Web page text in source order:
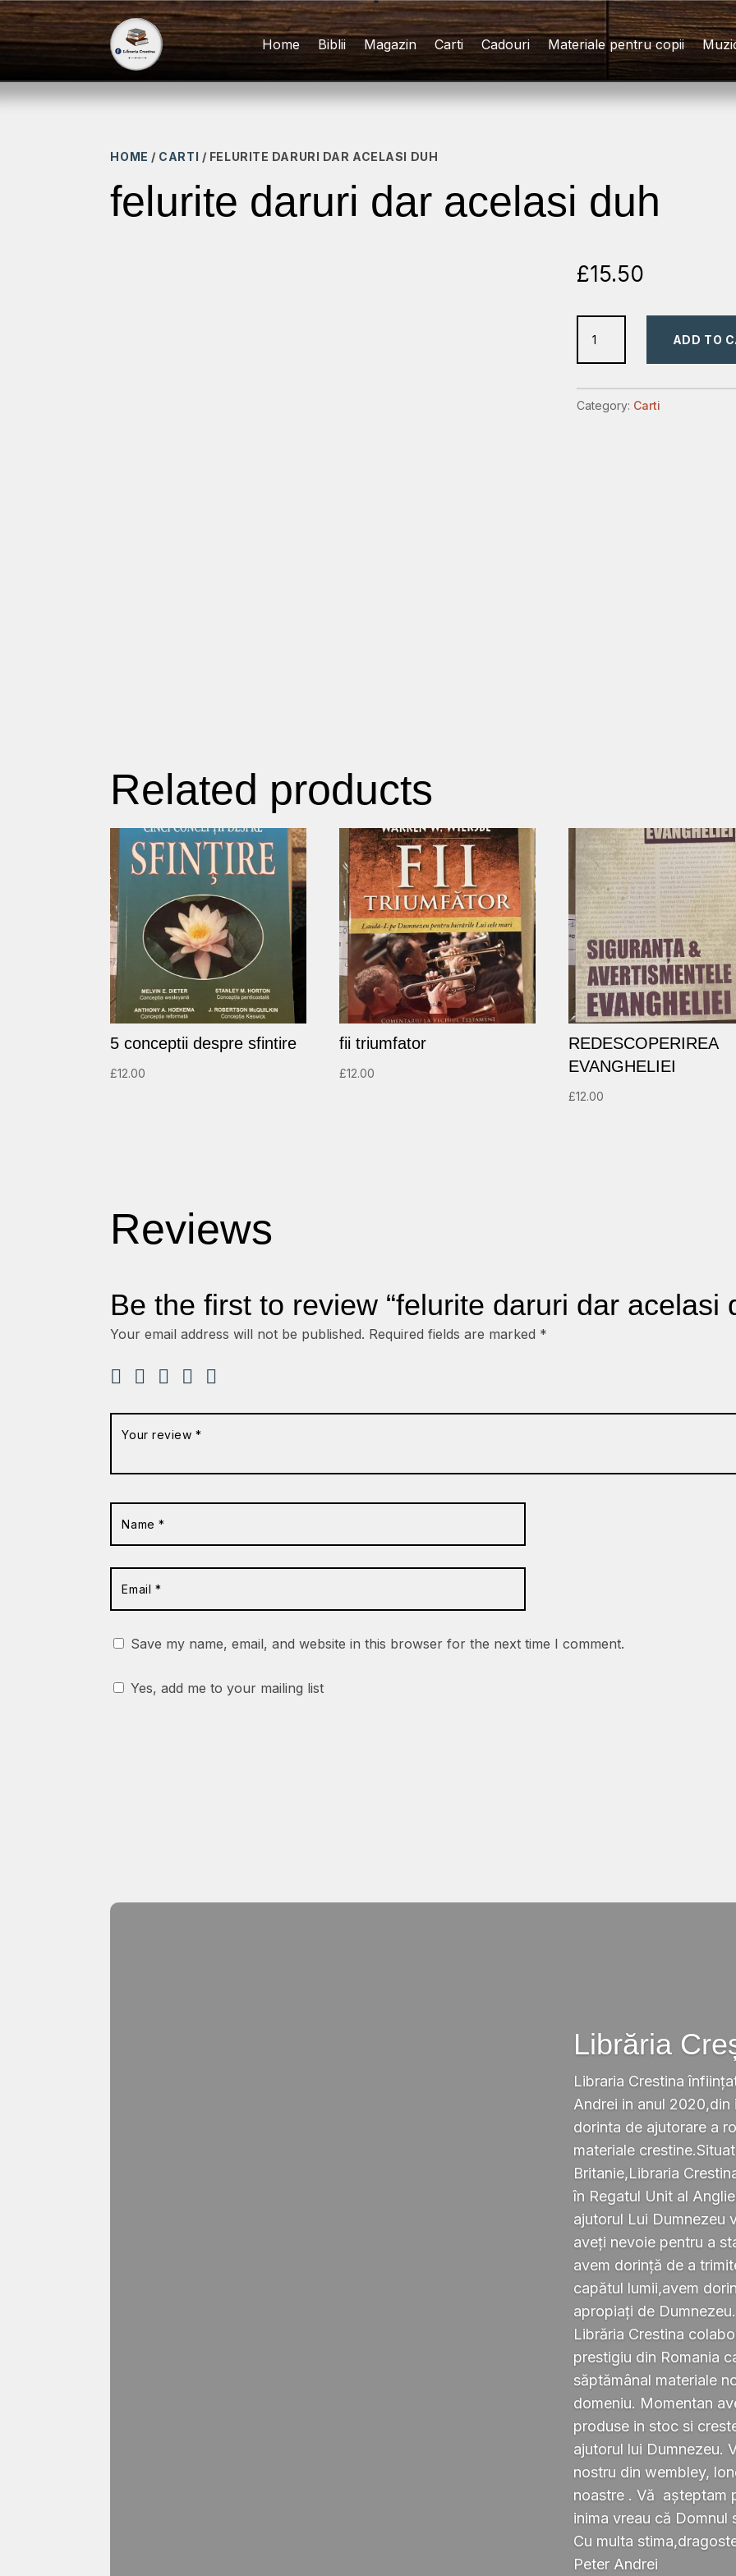
Home Biblii Magazin Carti Cadouri Materiale pentru copii
HOME / CARTI / FELURITE DARURI DAR ACELASI DUH
felurite daruri dar acelasi duh
£15.50
ADD TO
Category: Carti
Related products
5 conceptii despre sfintire
£12.00
fii triumfator
£12.00
REDESCOPERIREA
EVANGHELIEI
£12.00
Reviews
Be the first to review “felurite daruri dar acelasi
Your email address will not be published. Required fields are marked *
Save my name, email, and website in this browser for the next time I comment.
Yes, add me to your mailing list
Librăria
Libraria Crestina
Andrei in anul
dorinta de ajutorare a
materiale
Britanie,Libraria
în Regatul Unit al
ajutorul Lui Dumnezeu
aveți nevoie pentru a
avem dorință de a
capătul lumii,avem
apropiați de Dumnezeu.
Librăria Crestina
prestigiu din Romania
săptămânal materiale
domeniu. Momentan
produse in stoc si
ajutorul lui Dumnezeu.
nostru din wembley,
noastre . Vă așteptam
inima vreau că Domnul
Cu multa
Peter Andrei